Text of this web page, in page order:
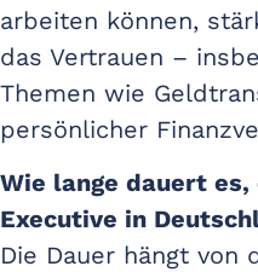
arbeiten können,
das Vertrauen –
Themen wie
persönlicher
Wie lange dauert es,
Executive in
Die Dauer hängt von